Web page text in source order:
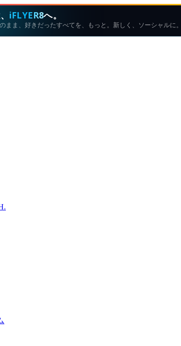
iFLYER8へ。
まま、好きだったすべてを、もっと。新しく、ソーシャルに。